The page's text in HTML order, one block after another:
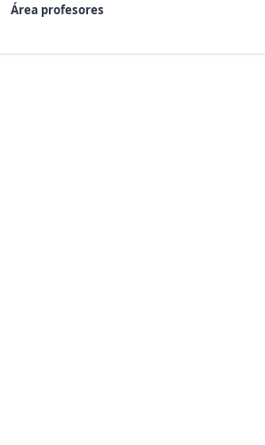
Área profesores